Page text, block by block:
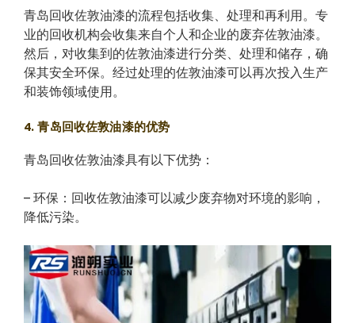
青岛回收佐敦油漆的流程包括收集、处理和再利用。专
业的回收机构会收集来自个人和企业的废弃佐敦油漆。
然后，对收集到的佐敦油漆进行分类、处理和储存，确
保其安全环保。经过处理的佐敦油漆可以再次投入生产
和装饰领域使用。
4. 青岛回收佐敦油漆的优势
青岛回收佐敦油漆具有以下优势：
– 环保：回收佐敦油漆可以减少废弃物对环境的影响，
降低污染。